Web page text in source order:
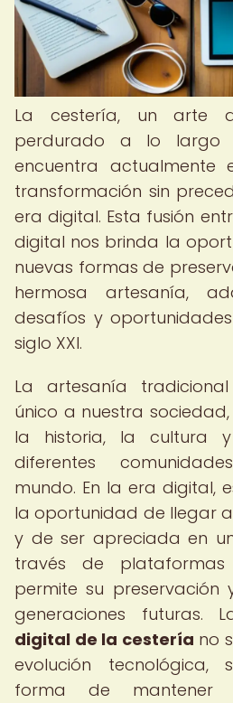
La cestería, un arte
perdurado a lo largo
encuentra actualmente
transformación sin
era digital. Esta fusión
digital nos brinda la
nuevas formas de
hermosa artesanía,
desafíos y
siglo XXI.
La artesanía
único a nuestra
la historia, la cultura
diferentes
mundo. En la era digital,
la oportunidad de llegar
y de ser apreciada en
través de
permite su preservación
generaciones futuras.
digital de la cestería no
evolución tecnológica,
forma de